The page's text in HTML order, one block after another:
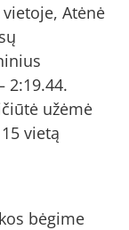
Atėnė
2:19.44.
užėmė
vietą
bėgime